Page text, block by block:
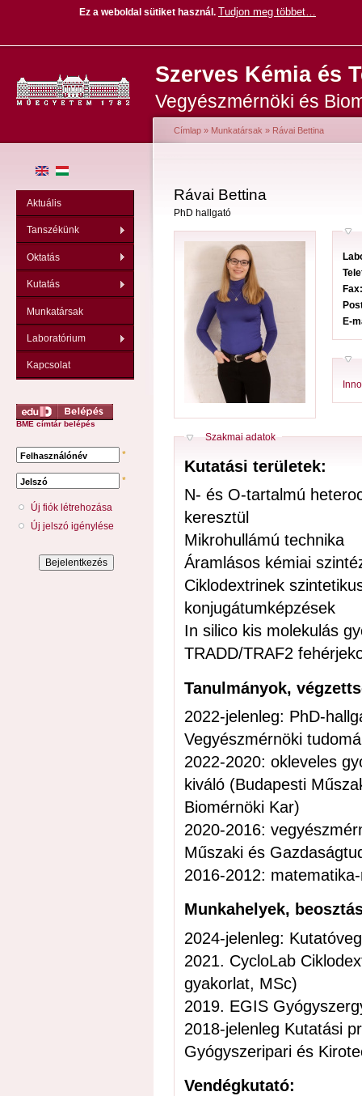
Ez a weboldal sütiket használ . Tudjon meg többet…
Szerves Kémia és
Vegyészmérnöki és
Aktuális
Tanszékünk
Oktatás
Kutatás
Munkatársak
Laboratórium
Kapcsolat
BME címtár belépés
Felhasználónév *
Jelszó *
Új fiók létrehozása
Új jelszó igénylése
Címlap » Munkatársak » Rávai Bettina
Rávai Bettina
PhD hallgató
E-
Elrejt
Szakmai adatok
Kutatási területek:
N- és O-tartalmú
keresztül
Mikrohullámú technika
Áramlásos kémiai
Ciklodextrinek
konjugátumképzések
In silico kis molekulás
TRADD/TRAF2
Tanulmányok,
2022-jelenleg: PhD-
Vegyészmérnöki
2022-2020: okleveles
kiváló (Budapesti
Biomérnöki Kar)
2020-2016:
Műszaki és
2016-2012:
Munkahelyek,
2024-jelenleg:
2021. CycloLab
gyakorlat, MSc)
2019. EGIS
2018-jelenleg Kutatási projektekben való részvétel az Innovatív
Gyógyszeripari és
Vendégkutató: